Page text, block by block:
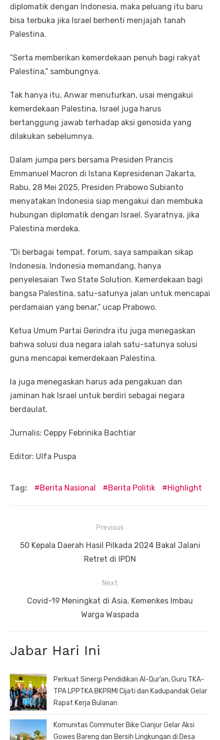
diplomatik dengan Indonesia, maka peluang itu baru
bisa terbuka jika Israel berhenti menjajah tanah
Palestina.
“Serta memberikan kemerdekaan penuh bagi rakyat
Palestina,” sambungnya.
Tak hanya itu, Anwar menuturkan, usai mengakui
kemerdekaan Palestina, Israel juga harus
bertanggung jawab terhadap aksi genosida yang
dilakukan sebelumnya.
Dalam jumpa pers bersama Presiden Prancis
Emmanuel Macron di Istana Kepresidenan Jakarta,
Rabu, 28 Mei 2025, Presiden Prabowo Subianto
menyatakan Indonesia siap mengakui dan membuka
hubungan diplomatik dengan Israel. Syaratnya, jika
Palestina merdeka.
“Di berbagai tempat, forum, saya sampaikan sikap
Indonesia. Indonesia memandang, hanya
penyelesaian Two State Solution. Kemerdekaan bagi
bangsa Palestina, satu-satunya jalan untuk mencapai
perdamaian yang benar,” ucap Prabowo.
Ketua Umum Partai Gerindra itu juga menegaskan
bahwa solusi dua negara ialah satu-satunya solusi
guna mencapai kemerdekaan Palestina.
Ia juga menegaskan harus ada pengakuan dan
jaminan hak Israel untuk berdiri sebagai negara
berdaulat.
Jurnalis: Ceppy Febrinika Bachtiar
Editor: Ulfa Puspa
Tag: Berita Nasional Berita Politik Highlight
pos
Previous
Previous
50 Kepala Daerah Hasil Pilkada 2024 Bakal Jalani
Retret di IPDN
Next
NextCovid-19 Meningkat di Asia, Kemenkes Imbau
Warga Waspada
Jabar Hari Ini
Perkuat Sinergi Pendidikan Al-Qur’an, Guru TKA-
TPA LPPTKA BKPRMI Cijati dan Kadupandak Gelar
Rapat Kerja Bulanan
Komunitas Commuter Bike Cianjur Gelar Aksi
Gowes Bareng dan Bersih Lingkungan di Desa